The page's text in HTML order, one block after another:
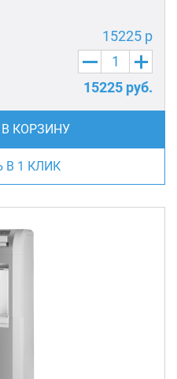
15225 р
15225 руб.
КОРЗИНУ
В 1 КЛИК